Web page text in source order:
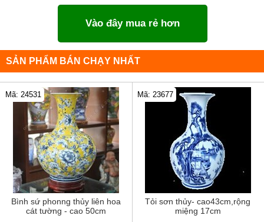
Vào đây mua rẻ hơn
SẢN PHẨM BÁN CHẠY NHẤT
Bình sứ phonng thủy liên hoa
cát tường - cao 50cm
Mã: 24531
Tỏi sơn thủy- cao43cm,rộng
miệng 17cm
Mã: 23677